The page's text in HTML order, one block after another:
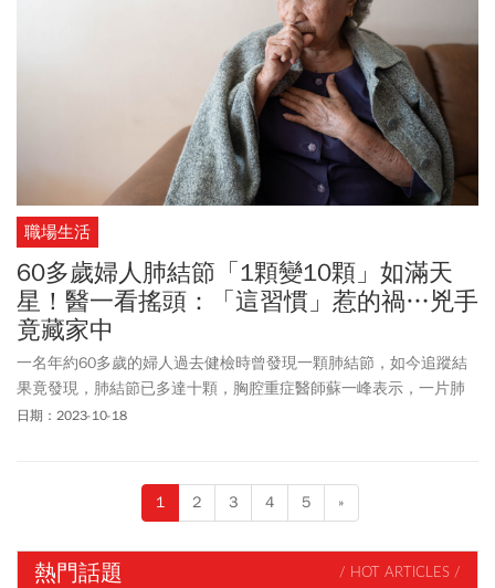
職場生活
60多歲婦人肺結節「1顆變10顆」如滿天
星！醫一看搖頭：「這習慣」惹的禍…兇手
竟藏家中
一名年約60多歲的婦人過去健檢時曾發現一顆肺結節，如今追蹤結
果竟發現，肺結節已多達十顆，胸腔重症醫師蘇一峰表示，一片肺
如「滿天星」般，為什麼會如此？蘇一峰直指是生活習慣惹的禍！
日期：2023-10-18
1 2 3 4 5 »
熱門話題 / HOT ARTICLES /